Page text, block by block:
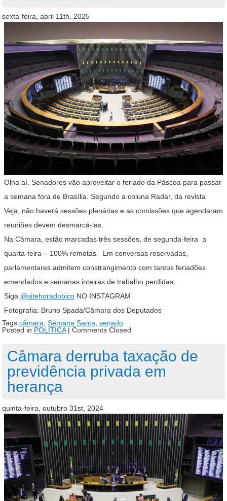
sexta-feira, abril 11th, 2025
Olha aí. Senadores vão aproveitar o feriado da Páscoa para passar
a semana fora de Brasília. Segundo a coluna Radar, da revista
Veja, não haverá sessões plenárias e as comissões que agendaram
reuniões devem desmarcá-las.
Na Câmara, estão marcadas três sessões, de segunda-feira a
quarta-feira – 100% remotas. Em conversas reservadas,
parlamentares admitem constrangimento com tantos feriadões
emendados e semanas inteiras de trabalho perdidas.
Siga @sitehoradobico NO INSTAGRAM
Fotografia: Bruno Spada/Câmara dos Deputados
Tags:câmara, Semana Santa, senado
Posted in POLÍTICA| Comments Closed
Câmara derruba taxação de
previdência privada em
herança
quinta-feira, outubro 31st, 2024